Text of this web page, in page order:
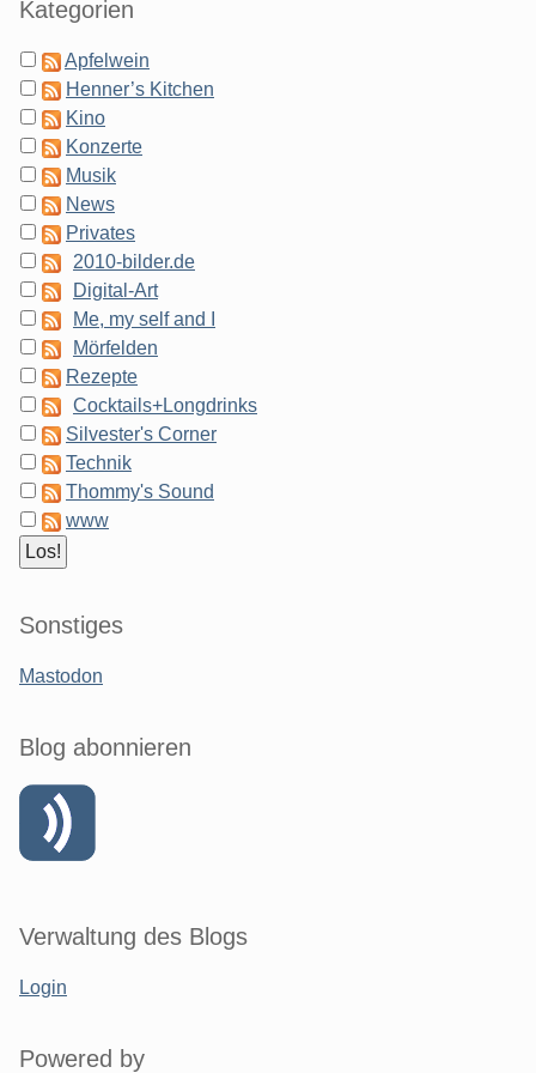
Kategorien
Apfelwein
Henner’s Kitchen
Kino
Konzerte
Musik
News
Privates
2010-bilder.de
Digital-Art
Me, my self and I
Mörfelden
Rezepte
Cocktails+Longdrinks
Silvester's Corner
Technik
Thommy's Sound
www
Sonstiges
Mastodon
Blog abonnieren
Verwaltung des Blogs
Login
Powered by